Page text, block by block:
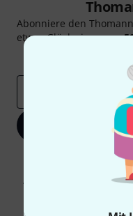
Abonniere den
etwas Glück einen von
Mit Klick auf „Jetzt
Werbung und einer
Abmeldung ist jederzeit